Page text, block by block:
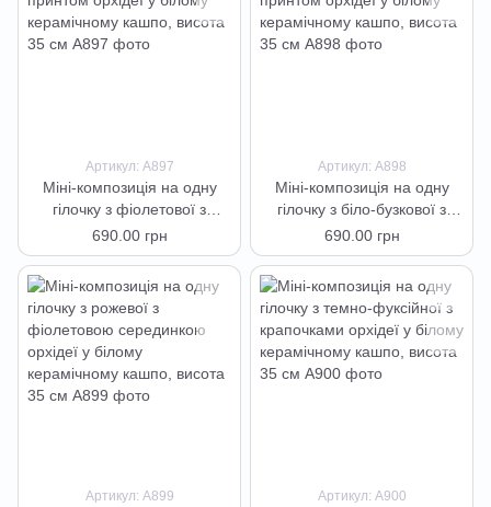
Артикул: А897
Міні-композиція на одну
гілочку з фіолетової з
принтом орхідеї у білому
керамічному кашпо, висота
690.00 грн
Артикул: А898
Міні-композиція на одну
гілочку з біло-бузкової з
принтом орхідеї у білому
керамічному кашпо, висота
690.00 грн
Артикул: А899 Артикул: А900